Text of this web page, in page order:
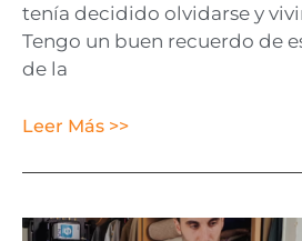
tenía decidido olvidarse y
Tengo un buen recuerdo de
de la
Leer Más >>